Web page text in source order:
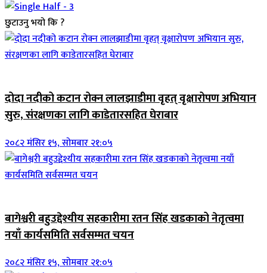
छुटाउनु भयो कि ?
दोदा नदीको कटान रोक्न लालझाडीमा वृहत् वृक्षारोपण अभियान
सुरु, संरक्षणका लागि काडेतारसहित घेराबार
२०८२ मंसिर १५, सोमबार २१:०५
बागेश्वरी बहुउद्देश्यीय सहकारीमा रतन सिंह खडकाको नेतृत्वमा
नयाँ कार्यसमिति सर्वसम्मत चयन
२०८२ मंसिर १५, सोमबार २१:०५